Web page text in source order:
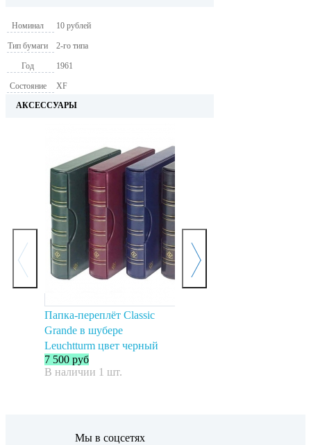
Номинал 10 рублей
Тип бумаги 2-го типа
Год 1961
Состояние
XF
АКСЕССУАРЫ
Папка-переплёт Classic
Grande в шубере
Leuchtturm цвет черный
7 500 руб
В наличии 1 шт.
Мы в соцсетях